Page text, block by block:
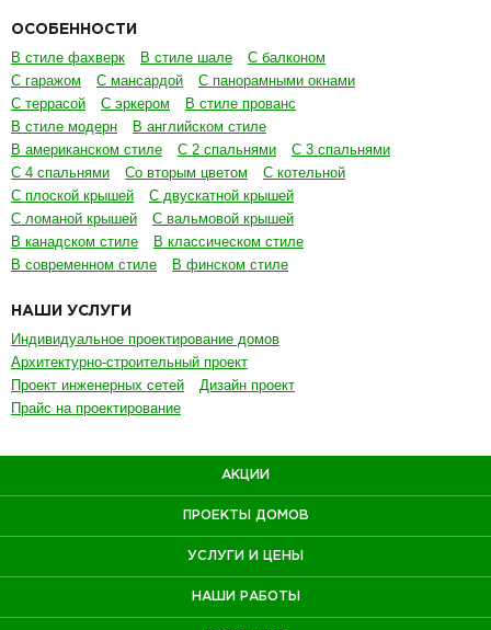
ОСОБЕННОСТИ
В стиле фахверк В стиле шале
С балконом
С гаражом
С мансардой
С панорамными окнами
С террасой
С эркером
В стиле прованс
В стиле модерн
В английском стиле
В американском стиле
С 2 спальнями
С 3 спальнями
С 4 спальнями
Со вторым цветом
С котельной
С плоской крышей
С двускатной крышей
С ломаной крышей
С вальмовой крышей
В канадском стиле
В классическом стиле
В современном стиле
В финском стиле
НАШИ УСЛУГИ
Индивидуальное проектирование домов
Архитектурно-строительный проект
Проект инженерных сетей
Дизайн проект
Прайс на проектирование
АКЦИИ
ПРОЕКТЫ ДОМОВ
УСЛУГИ И ЦЕНЫ
НАШИ РАБОТЫ